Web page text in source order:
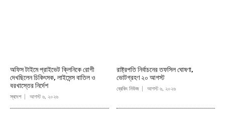
অফিস টাইমে প্রাইভেট ক্লিনিকে রোগী
দেখছিলেন চিকিৎসক, লাইসেন্স বাতিল ও
বরখাস্তের নির্দেশ
স্বদেশ আগস্ট ৬, ২০২৬
রাষ্ট্রপতি নির্বাচনের তফসিল ঘোষণা,
ভোটগ্রহণ ২০ আগস্ট
ব্রেকিং নিউজ আগস্ট ৬, ২০২৬